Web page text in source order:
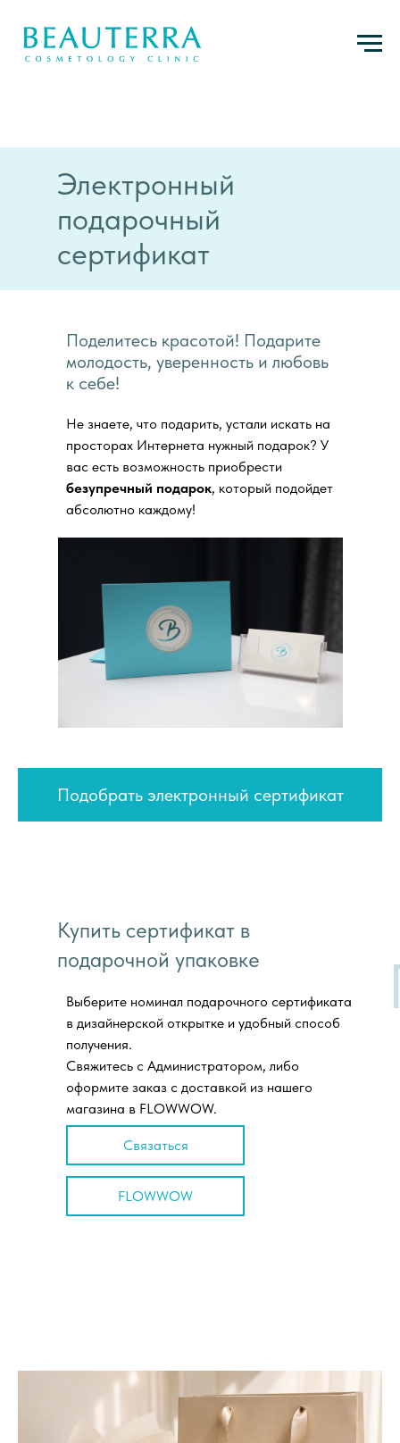
Электронный
подарочный
сертификат
Не знаете, что подарить, устали искать на
просторах Интернета нужный подарок? У
вас есть возможность приобрести
безупречный подарок, который подойдет
абсолютно каждому!
Поделитесь красотой! Подарите
молодость, уверенность и любовь
к себе!
Подобрать электронный сертификат
Купить сертификат в
подарочной упаковке
Выберите номинал подарочного сертификата
в дизайнерской открытке и удобный способ
получения.
Свяжитесь с Администратором, либо
оформите заказ с доставкой из нашего
магазина в FLOWWOW.
Связаться
FLOWWOW